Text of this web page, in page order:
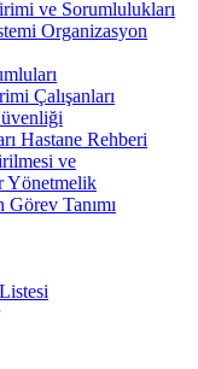
ve Sorumlulukları
Organizasyon
Çalışanları
Hastane Rehberi
ve
Yönetmelik
Tanımı